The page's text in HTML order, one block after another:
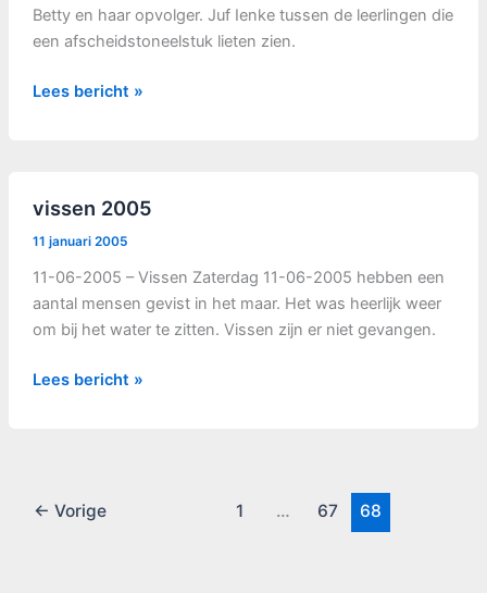
Betty en haar opvolger. Juf Ienke tussen de leerlingen die
een afscheidstoneelstuk lieten zien.
Daltondoordouwersdag
Lees bericht »
vissen 2005
11 januari 2005
11-06-2005 – Vissen Zaterdag 11-06-2005 hebben een
aantal mensen gevist in het maar. Het was heerlijk weer
om bij het water te zitten. Vissen zijn er niet gevangen.
vissen
Lees bericht »
← Vorige 1 … 67 68